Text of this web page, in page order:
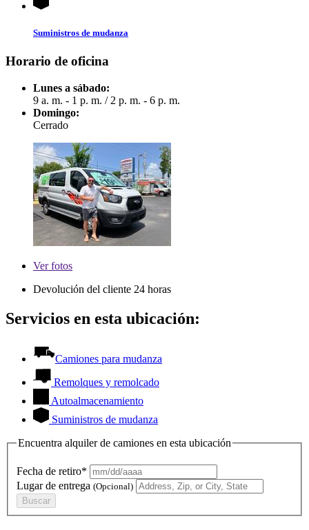
Suministros de mudanza
Horario de oficina
Lunes a sábado:
9 a. m. - 1 p. m. / 2 p. m. - 6 p. m.
Domingo:
Cerrado
Verfotos
Devolución del cliente 24 horas
Servicios en esta ubicación:
Camiones para mudanza
Remolques y remolcado
Autoalmacenamiento
Suministros de mudanza
Encuentra alquiler de camiones en esta ubicación
Fecha de retiro*
Lugar de entrega (Opcional)
Buscar